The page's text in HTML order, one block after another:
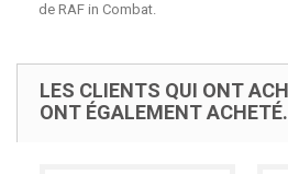
de RAF in Combat.
LES CLIENTS QUI ONT
ONT ÉGALEMENT